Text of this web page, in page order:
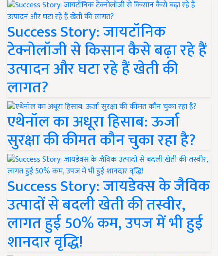
Success Story: जायटॉनिक
टेक्नोलॉजी से किसान कैसे बढ़ा रहे हैं
उत्पादन और घटा रहे हैं खेती की
लागत?
एथेनॉल का अधूरा हिसाब: ऊर्जा
सुरक्षा की कीमत कौन चुका रहा है?
Success Story: जायडेक्स के जैविक
उत्पादों से बदली खेती की तस्वीर,
लागत हुई 50% कम, उपज में भी हुई
शानदार वृद्धि!